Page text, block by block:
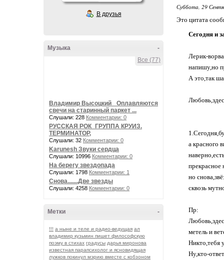
В друзья
-
Музыка
Все (77)
Владимир Высоцкий_ Оплавляются
свечи на старинный паркет ...
Слушали: 228 Комментарии: 0
РУССКАЯ РОК_ГРУППА КРУИЗ.
ТЕРМИНАТОР,
Слушали: 32 Комментарии: 0
Karunesh Звуки сердца
Слушали: 10996 Комментарии: 0
На берегу звездопада
Слушали: 1798 Комментарии: 1
Снова.......Две звезды
Слушали: 4258 Комментарии: 0
-
Метки
!!! а ныне и теле и радио-ведущая ал
владимир кузьмин пишет философскую
поэму в стихах градусы дарья миронова
известная парапсихолог и ясновидящая
лужков покинул мэрию вместе с кобзоном
Суббота, 29
Это цитата
Сегодня и
Лерик-
напишу,но
А это,так
а красного
прекрасное
но
сквозь
Пр:
метель и
Никто,тебя
Ну,кто-